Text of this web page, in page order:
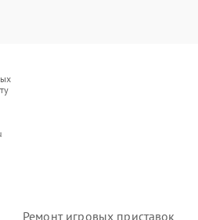
Ремонт игровых приставок